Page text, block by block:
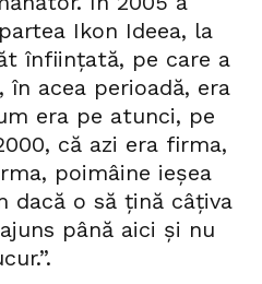
Ikon Ideea, la
înființată, pe care a
acea perioadă, era
era pe atunci, pe
că azi era firma,
poimâine ieșea
dacă o să țină câțiva
până aici și nu